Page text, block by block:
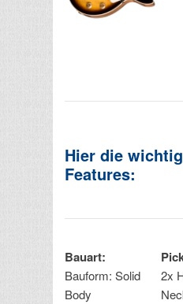
Hier die
Features:
Bauart:
Bauform: Solid
Body
2x